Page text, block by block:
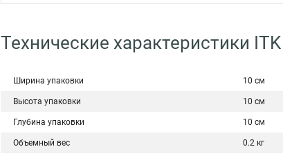
Технические характеристики
Ширина упаковки 10 см
Высота упаковки 10 см
Глубина упаковки 10 см
Объемный вес 0.2 кг